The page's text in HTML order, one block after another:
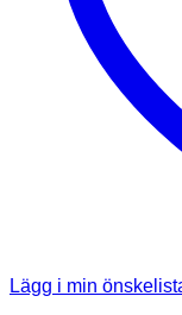
Lägg i min